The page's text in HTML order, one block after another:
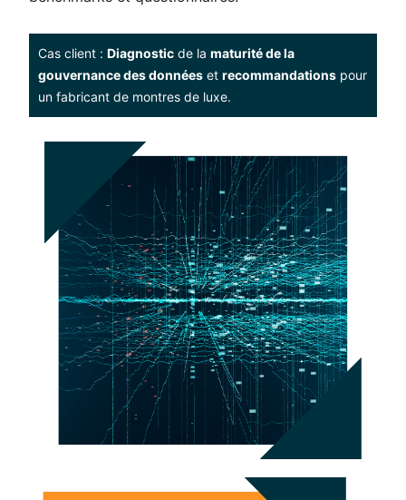
Cas client : Diagnostic de la maturité de la
gouvernance des données et recommandations pour
un fabricant de montres de luxe.